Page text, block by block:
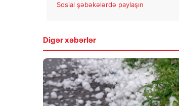
Sosial şəbəkələrdə paylaşın
Digər xəbərlər